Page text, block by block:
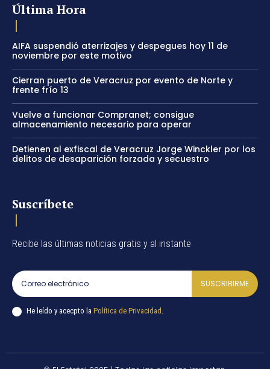
Última Hora
AIFA suspendió aterrizajes y despegues hoy 11 de
noviembre por este motivo
Cierran puerto de Veracruz por evento de Norte y
frente frío 13
Vuelve a funcionar Compranet; consigue
almacenamiento necesario para operar
Detienen al exfiscal de Veracruz Jorge Winckler por los
delitos de desaparición forzada y secuestro
Suscríbete
Recibe las últimas noticias gratis y al instante
SUSCRIBIRME
He leído y acecpto la Política de Privacidad .